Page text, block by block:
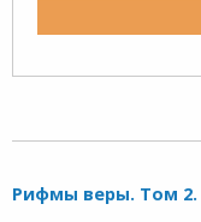
Рифмы веры. Том 2.